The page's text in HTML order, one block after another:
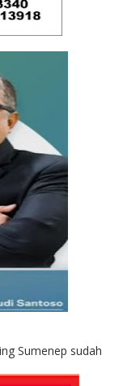
Sumenep sudah